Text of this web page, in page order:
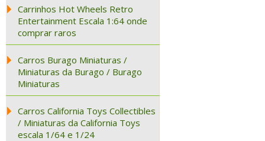
Carrinhos Hot Wheels Retro
Entertainment Escala 1:64 onde
comprar raros
Carros Burago Miniaturas /
Miniaturas da Burago / Burago
Miniaturas
Carros California Toys Collectibles
/ Miniaturas da California Toys
escala 1/64 e 1/24